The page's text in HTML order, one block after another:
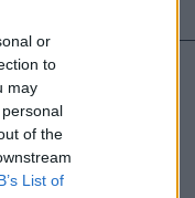
or
to
may
of the
List of